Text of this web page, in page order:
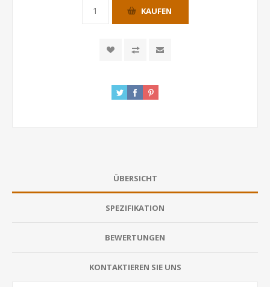
KAUFEN
ÜBERSICHT
SPEZIFIKATION
BEWERTUNGEN
KONTAKTIEREN SIE UNS